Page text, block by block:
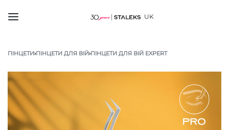
UK
ПІНЦЕТИ›ПІНЦЕТИ ДЛЯ ВІЙ›ПІНЦЕТИ ДЛЯ ВІЙ EXPERT